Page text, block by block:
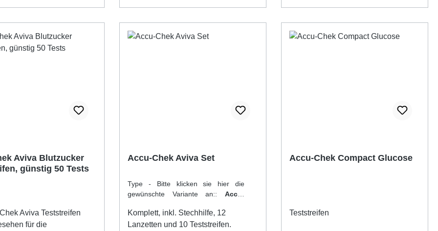
Artikel an:
Aviva Blutzucker
günstig 50 Tests
Aviva Teststreifen
für die
Accu-Chek Aviva Set
Type - Bitte klicken sie hier die
gewünschte Variante an:: Accu-
Komplett, inkl. Stechhilfe, 12
Lanzetten und 10 Teststreifen.
Accu-Chek Compact Glucose
Teststreifen